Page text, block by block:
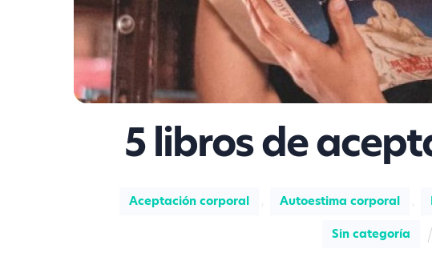
5 libros de
Aceptación corporal Autoestima corporal
Sin categoría